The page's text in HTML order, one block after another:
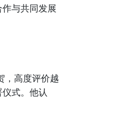
与共同发展
，高度评价越
式。他认